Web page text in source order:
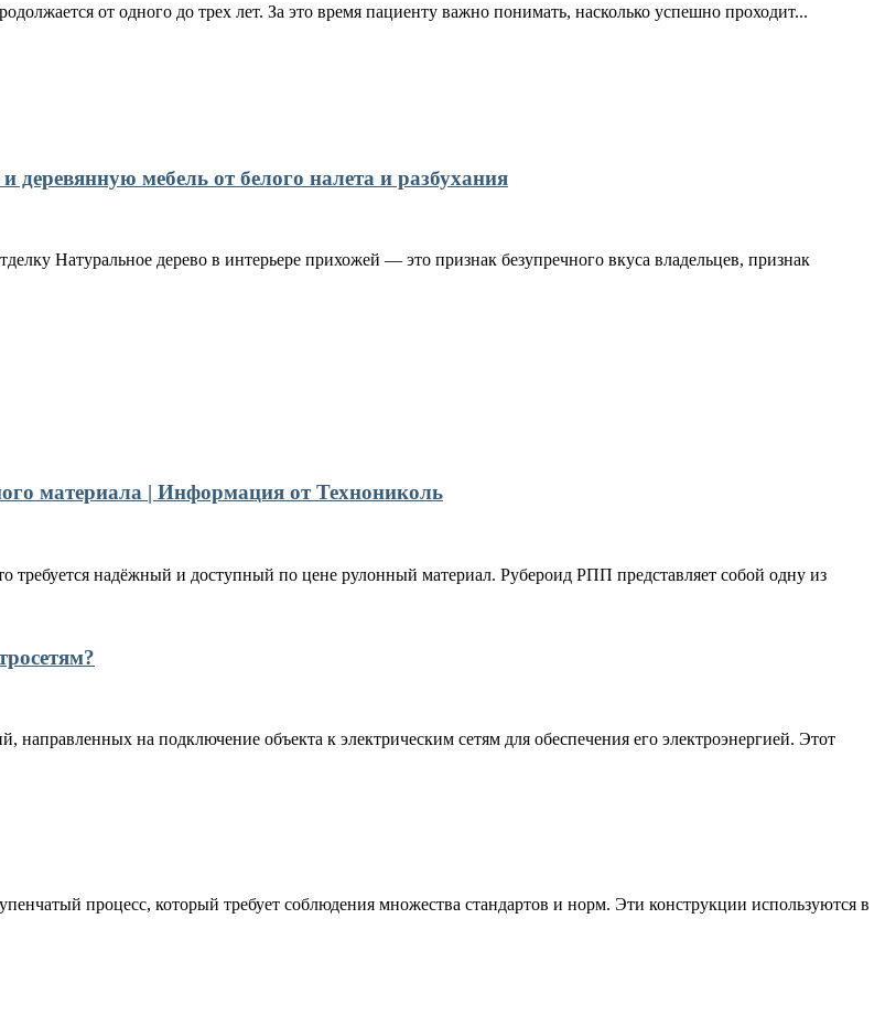
от одного до трех лет. За это время пациенту важно понимать, насколько успешно проходит...
мебель от белого налета и разбухания
Натуральное дерево в интерьере прихожей — это признак безупречного вкуса владельцев, признак
материала | Информация от Технониколь
требуется надёжный и доступный по цене рулонный материал. Рубероид РПП представляет собой одну из
направленных на подключение объекта к электрическим сетям для обеспечения его электроэнергией. Этот
процесс, который требует соблюдения множества стандартов и норм. Эти конструкции используются в